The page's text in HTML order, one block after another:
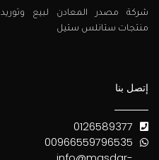
شركة مصدر المعادن لبيع وتوريد
منتجات ستانلس ستيل
إتصل بنا
0126589377
00966559796535